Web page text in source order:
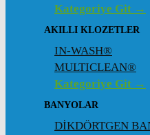
Kategoriye Git →
AKILLI KLOZETLER
IN-WASH®
MULTICLEAN®
Kategoriye Git →
BANYOLAR
DİKDÖRTGEN